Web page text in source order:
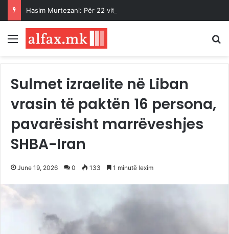
Menu
Sulmet izraelite në Liban
vrasin të paktën 16 persona,
pavarësisht marrëveshjes
SHBA-Iran
June 19, 2026 0 133 1 minutë lexim